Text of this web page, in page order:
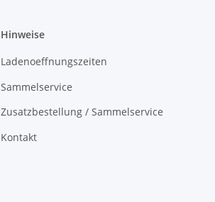
Hinweise
Ladenoeffnungszeiten
Sammelservice
Zusatzbestellung / Sammelservice
Kontakt